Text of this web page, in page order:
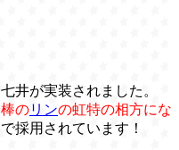
井が実装されました。
のリンの虹特の相方にな
採用されています！